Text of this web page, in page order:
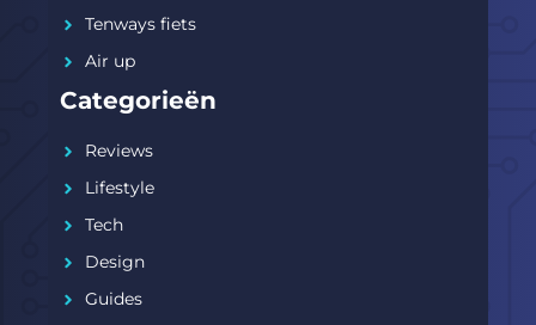
Tenways fiets
Air up
Categorieën
Reviews
Lifestyle
Tech
Design
Guides